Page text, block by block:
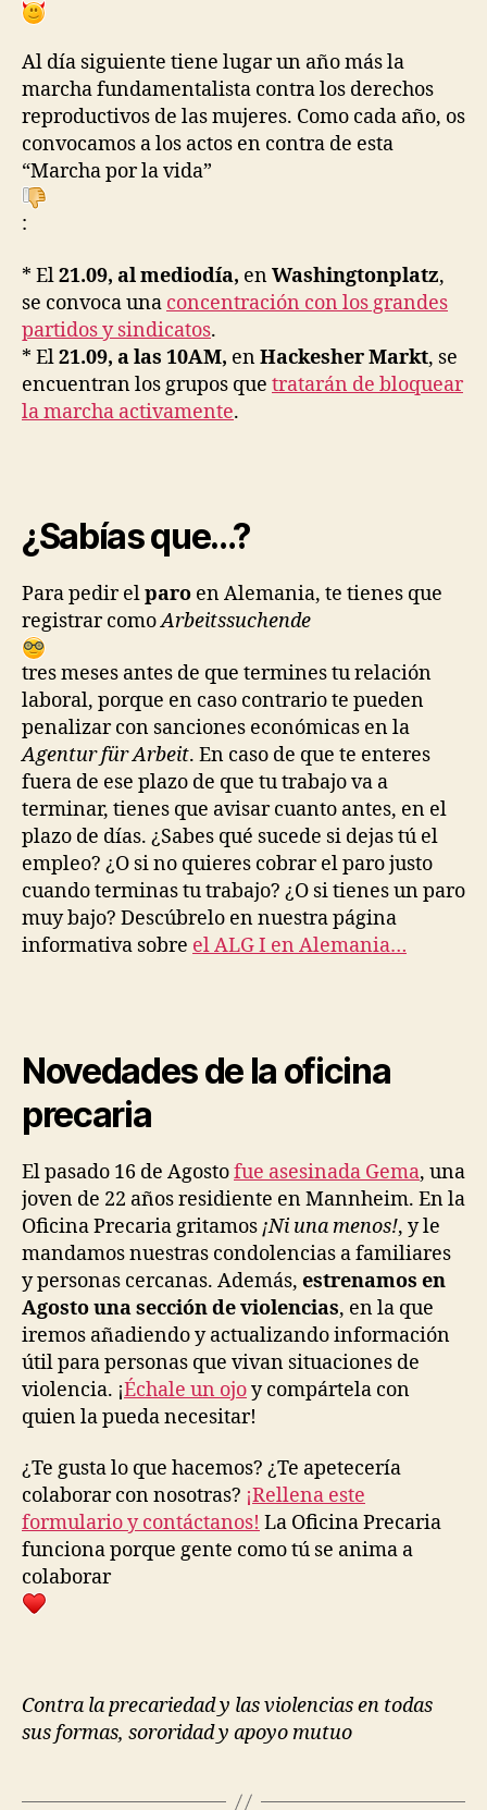
Al día siguiente tiene lugar un año más la
marcha fundamentalista contra los derechos
reproductivos de las mujeres. Como cada año, os
convocamos a los actos en contra de esta
“Marcha por la vida”
:
* El21.09, al mediodía, enWashingtonplatz,
se convoca una concentración con los grandes
partidos y sindicatos.
* El21.09, a las 10AM, enHackesher Markt, se
encuentran los grupos que tratarán de bloquear
la marcha activamente.
¿Sabías que…?
Para pedir elparo en Alemania, te tienes que
registrar comoArbeitssuchende
tres meses antes de que termines tu relación
laboral, porque en caso contrario te pueden
penalizar con sanciones económicas en la
Agentur für Arbeit. En caso de que te enteres
fuera de ese plazo de que tu trabajo va a
terminar, tienes que avisar cuanto antes, en el
plazo de días. ¿Sabes qué sucede si dejas tú el
empleo? ¿O si no quieres cobrar el paro justo
cuando terminas tu trabajo? ¿O si tienes un paro
muy bajo? Descúbrelo en nuestra página
informativa sobre el ALG I en Alemania…
Novedades de la oficina
precaria
El pasado 16 de Agostofue asesinada Gema, una
joven de 22 años residiente en Mannheim. En la
Oficina Precaria gritamos ¡Ni una menos!, y le
mandamos nuestras condolencias a familiares
y personas cercanas. Además, estrenamos en
Agosto una sección de violencias, en la que
iremos añadiendo y actualizando información
útil para personas que vivan situaciones de
violencia. ¡Échale un ojoy compártela con
quien la pueda necesitar!
¿Te gusta lo que hacemos? ¿Te apetecería
colaborar con nosotras? ¡Rellena este
formulario y contáctanos! La Oficina Precaria
funciona porque gente como tú se anima a
colaborar
Contra la precariedad y las violencias en todas
sus formas, sororidad y apoyo mutuo